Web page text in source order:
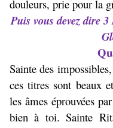
douleurs, prie pour la
Puis vous devez dire
Sainte des
ces titres sont beaux
les âmes éprouvées
bien à toi. Sainte